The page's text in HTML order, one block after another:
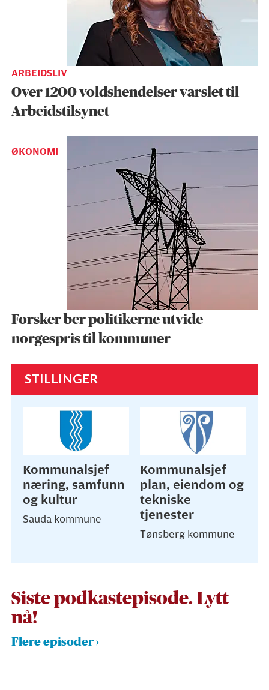
ARBEIDSLIV
Over 1200 voldshendelser varslet til
Arbeidstilsynet
ØKONOMI
Forsker ber politikerne utvide
norgespris til kommuner
STILLINGER
Kommunalsjef
næring, samfunn
og kultur
Sauda kommune
Kommunalsjef
plan, eiendom og
tekniske
tjenester
Tønsberg kommune
Siste podkastepisode. Lytt
nå!
Flere episoder